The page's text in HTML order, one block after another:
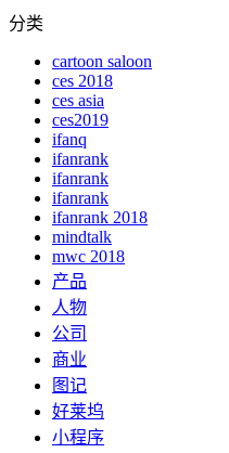
分类
cartoon saloon
ces 2018
ces asia
ces2019
ifanq
ifanrank
ifanrank
ifanrank
ifanrank 2018
mindtalk
mwc 2018
产品
人物
公司
商业
图记
好莱坞
小程序